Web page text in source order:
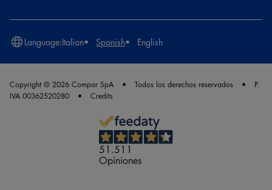
Language:Italian Spanish English
Copyright © 2026 Compar SpA Todos los derechos reservados
P.
IVA 00362520280
Credits
51.511
Opiniones